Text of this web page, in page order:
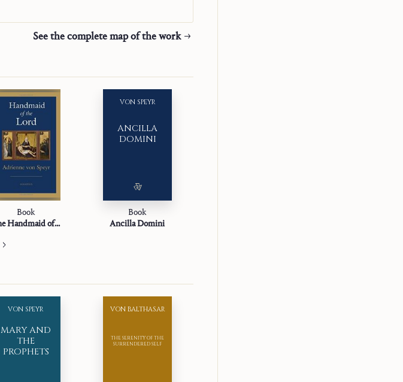
See the complete map of the work
Book
The Handmaid of the Lord
ANCILLA
DOMINI
VON SPEYR
Book
Ancilla Domini
MARY AND
THE
PROPHETS
VON SPEYR
THE SERENITY OF THE
SURRENDERED SELF
VON BALTHASAR